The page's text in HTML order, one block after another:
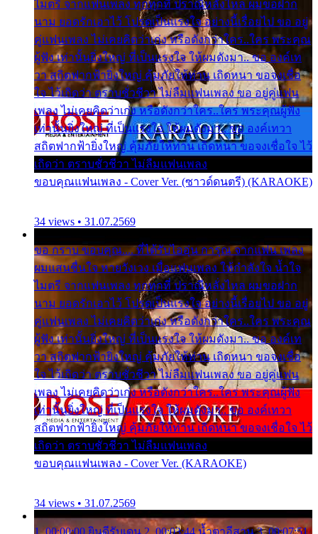
ไมตรี จากแฟนเพลง ทุกทุกที่ ปราณีหลั่งไหล ผมขอฝาก
นาม ยอดรักเอาไว้ โปรดเป็นแรงใจ อย่างนี้เรื่อยไป ขอ อยู่
คู่แฟนเพลง ไม่เคยคิดว่าเก่ง หรือดังกว่าใคร..ใคร พระคุณ
ผู้ฟัง เท่านั้นยิ่งใหญ่ ที่เป็นแรงใจ ให้ผมดังมา.. ขอ องค์เท
วา สถิตฟากฟ้ายิ่งใหญ่ คุ้มภัยให้ท่าน เถิดหนา ขอจงเชื่อ
ใจ ไว้เถิดว่า ตราบชั่วชีวา ไม่ลืมแฟนเพลง ขอ อยู่คู่แฟน
เพลง ไม่เคยคิดว่าเก่ง หรือดังกว่าใคร..ใคร พระคุณผู้ฟัง
เท่านั้นยิ่งใหญ่ ที่เป็นแรงใจ ให้ผมดังมา.. ขอ องค์เทวา
สถิตฟากฟ้ายิ่งใหญ่ คุ้มภัยให้ท่าน เถิดหนา ขอจงเชื่อใจ ไว้
เถิดว่า ตราบชั่วชีวา ไม่ลืมแฟนเพลง
ขอบคุณแฟนเพลง - Cover Ver. (ซาวด์ดนตรี) (KARAOKE)
34 views • 31.07.2569
ขอ กราบ ขอบคุณ.... ที่ได้รับไออุ่น การุณ จากแฟน เพลง
ผมแสนชื่นใจ หายวังเวง เมื่อแฟนเพลง ให้กำลังใจ น้ำใจ
ไมตรี จากแฟนเพลง ทุกทุกที่ ปราณีหลั่งไหล ผมขอฝาก
นาม ยอดรักเอาไว้ โปรดเป็นแรงใจ อย่างนี้เรื่อยไป ขอ อยู่
คู่แฟนเพลง ไม่เคยคิดว่าเก่ง หรือดังกว่าใคร..ใคร พระคุณ
ผู้ฟัง เท่านั้นยิ่งใหญ่ ที่เป็นแรงใจ ให้ผมดังมา.. ขอ องค์เท
วา สถิตฟากฟ้ายิ่งใหญ่ คุ้มภัยให้ท่าน เถิดหนา ขอจงเชื่อ
ใจ ไว้เถิดว่า ตราบชั่วชีวา ไม่ลืมแฟนเพลง ขอ อยู่คู่แฟน
เพลง ไม่เคยคิดว่าเก่ง หรือดังกว่าใคร..ใคร พระคุณผู้ฟัง
เท่านั้นยิ่งใหญ่ ที่เป็นแรงใจ ให้ผมดังมา.. ขอ องค์เทวา
สถิตฟากฟ้ายิ่งใหญ่ คุ้มภัยให้ท่าน เถิดหนา ขอจงเชื่อใจ ไว้
เถิดว่า ตราบชั่วชีวา ไม่ลืมแฟนเพลง
ขอบคุณแฟนเพลง - Cover Ver. (KARAOKE)
34 views • 31.07.2569
1. 00:00:00 ยินดีรับเดน 2. 00:03:44 น้ำตาอีสาน 3. 00:07:51